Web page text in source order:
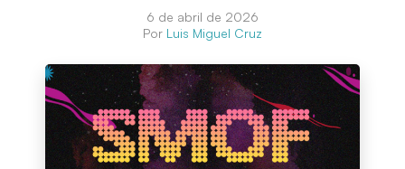
6 de abril de 2026
Por Luis Miguel Cruz